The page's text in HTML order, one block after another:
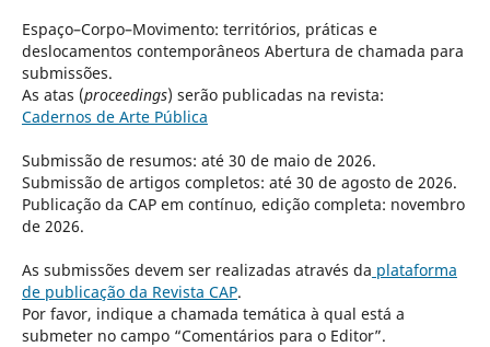
Espaço–Corpo–Movimento: territórios, práticas e
deslocamentos contemporâneos Abertura de chamada para
submissões.
As atas (proceedings) serão publicadas na revista:
Cadernos de Arte Pública
Submissão de resumos: até 30 de maio de 2026.
Submissão de artigos completos: até 30 de agosto de 2026.
Publicação da CAP em contínuo, edição completa: novembro
de 2026.
As submissões devem ser realizadas através da plataforma
de publicação da Revista CAP.
Por favor, indique a chamada temática à qual está a
submeter no campo “Comentários para o Editor”.